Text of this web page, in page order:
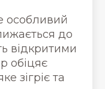
особливий
до
відкритими
обіцяє
зігріє та